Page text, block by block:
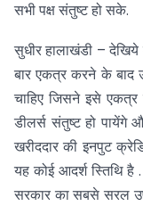
सभी पक्ष संतुष्ट हो सके.
सुधीर हालाखंडी – देखिये
बार एकत्र करने के बाद
चाहिए जिसने इसे
डीलर्स संतुष्ट हो पायेंगे
खरीददार की इनपुट
यह कोई आदर्श स्तिथि है
सरकार का सबसे सरल